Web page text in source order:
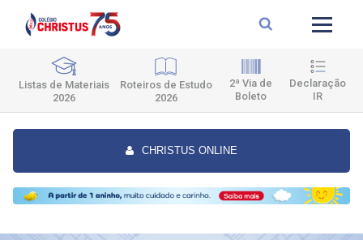
Listas de Materiais
2026
Roteiros de Estudo
2026
2ª Via de
Boleto
Declaração
IR
CHRISTUS ONLINE